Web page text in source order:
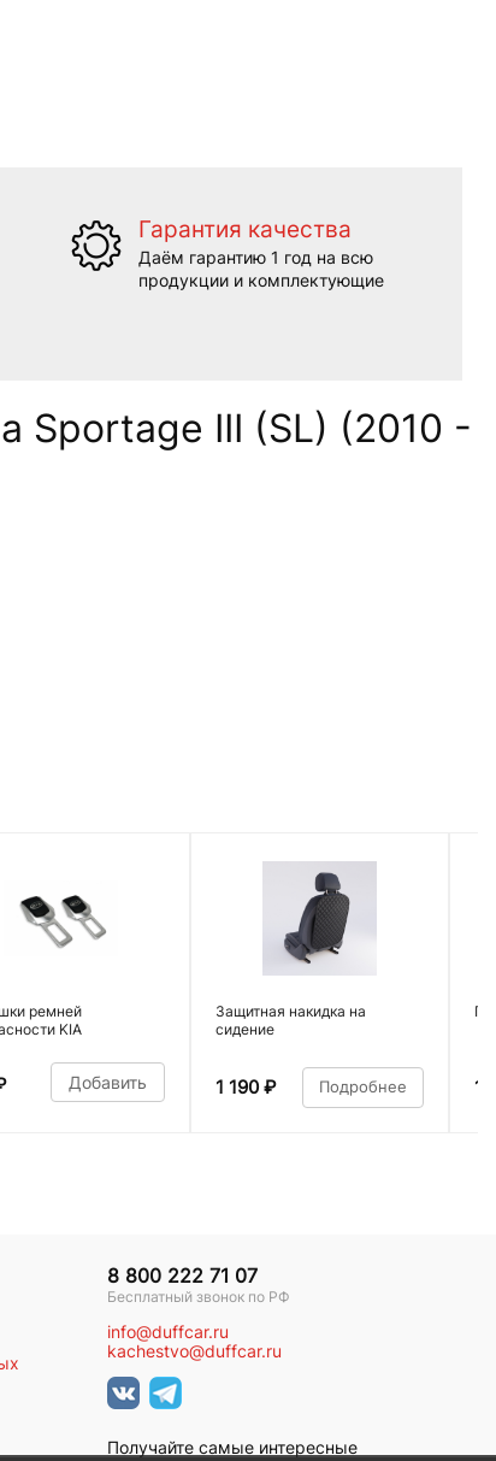
Гарантия качества
Даём гарантию 1 год на всю
продукции и комплектующие
Sportage III (SL) (2010 -
ремней
KIA
Добавить
Защитная накидка на
сидение
1 190 ₽ Подробнее 1
8 800 222 71 07
Бесплатный звонок по РФ
info@duffcar.ru
kachestvo@duffcar.ru
Получайте самые интересные